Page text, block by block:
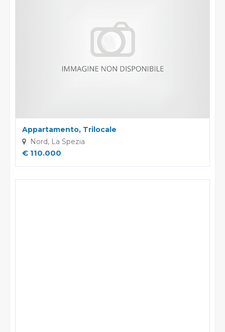
I dati potranno essere comunicati a soggetti iscritti all'albo
dei commercialisti e dei revisori contabili ed a consulenti
del lavoro, nonché ad istituti bancari e finanziari o altri
soggetti dei quali l'Agenzia si serve ed ai quali il
trasferimento dei dati risulti necessario per
l'adempimento degli obblighi amministrativi, contabili e
gestionali legati all'ordinario svolgimento della nostra
attività economica e per lo svolgimento dell'attività della
ultimi per l'ottenimento di finanziamenti pubblici;
Ai sensi dell'art.7 del suddetto D.Lgs.196/2003, Lei ha il
diritto di conoscere, in ogni momento, quali sono i Suoi
dati presso la nostra Agenzia rivolgendosi, direttamente o
integrare, rettificare o cancellare, di chiederne il blocco e
Appartamento, Trilocale
Nord, La Spezia
€ 110.000